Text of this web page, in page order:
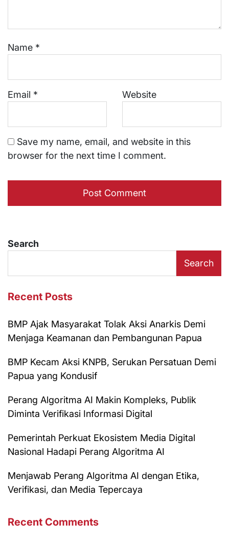
Name *
Email * Website
Save my name, email, and website in this
browser for the next time I comment.
Search
Search
Recent Posts
BMP Ajak Masyarakat Tolak Aksi Anarkis Demi
Menjaga Keamanan dan Pembangunan Papua
BMP Kecam Aksi KNPB, Serukan Persatuan Demi
Papua yang Kondusif
Perang Algoritma AI Makin Kompleks, Publik
Diminta Verifikasi Informasi Digital
Pemerintah Perkuat Ekosistem Media Digital
Nasional Hadapi Perang Algoritma AI
Menjawab Perang Algoritma AI dengan Etika,
Verifikasi, dan Media Tepercaya
Recent Comments